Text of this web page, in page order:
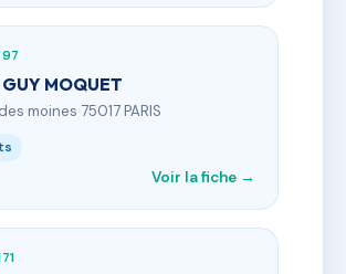
GUY MOQUET
moines 75017 PARIS
Voir la fiche →